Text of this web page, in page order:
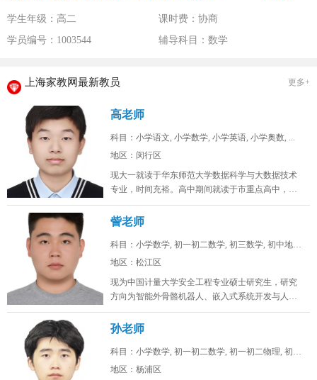
学生年级：高二
课时费：协商
学员编号：1003544
辅导科目：数学
上海家教网最新教员 更多+
高老师
科目：小学语文, 小学数学, 小学英语, 小学奥数, ...
地区：闵行区
现大一就读于华东师范大学数据科学与大数据技术
专业，时间充裕。高中期间就读于市重点高中，总
分常年保持在年极段A+水平，数学...
訾老师
科目：小学数学, 初一初二数学, 初三数学, 初中地理...
地区：松江区
现为中国计量大学安全工程专业硕士研究生，研究
方向为智能外骨骼机器人、嵌入式系统开发与人工
智能算法。目前在卧龙电驱中央研究...
孙老师
科目：小学数学, 初一初二数学, 初一初二物理, 初一...
地区：杨浦区